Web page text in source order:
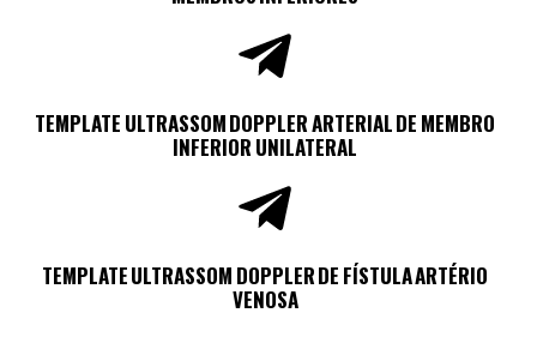
TEMPLATE ULTRASSOM DOPPLER ARTERIAL DE MEMBRO
INFERIOR UNILATERAL
TEMPLATE ULTRASSOM DOPPLER DE FÍSTULA ARTÉRIO
VENOSA